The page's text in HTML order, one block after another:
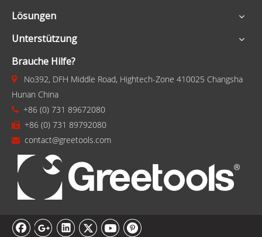
Lösungen
Unterstützung
Brauche Hilfe?
 No392, DFH Middle Road, Hightech-Zone 410025 Changsha
Hunan China
 +86 (0) 731 89672080
 +86 (0) 731 89792080
 contact@greetools.com